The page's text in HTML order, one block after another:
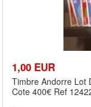
1,00 EUR
Timbre Andorre Lot
Cote 400€ Ref